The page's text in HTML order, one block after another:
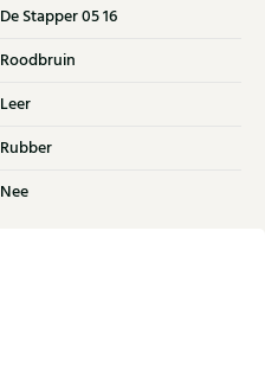
De Stapper 05 16
Roodbruin
Leer
Rubber
Nee